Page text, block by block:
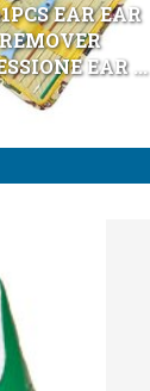
EAR EAR
EAR ...